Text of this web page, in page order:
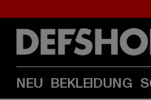
NEU BEKLEIDUNG